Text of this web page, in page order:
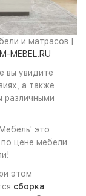
и матрасов |
MEBEL.RU
вы увидите
а также
различными
это
цене мебели
этом
сборка